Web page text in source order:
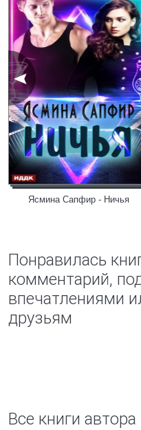
Ясмина Сапфир - Ничья
Понравилась
комментарий,
впечатлениями
друзьям
Все книги